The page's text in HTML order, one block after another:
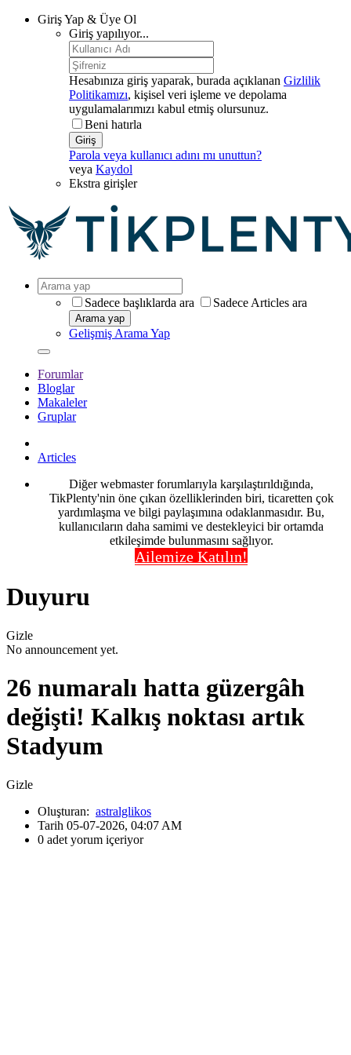
Giriş Yap & Üye Ol
Giriş yapılıyor...
Hesabınıza giriş yaparak, burada açıklanan Gizlilik
Politikamızı, kişisel veri işleme ve depolama
uygulamalarımızı kabul etmiş olursunuz.
Beni hatırla
Giriş
Parola veya kullanıcı adını mı unuttun?
veya Kaydol
Ekstra girişler
Sadece başlıklarda ara Sadece Articles ara
Arama yap
Gelişmiş Arama Yap
Forumlar
Bloglar
Makaleler
Gruplar
Articles
Diğer webmaster forumlarıyla karşılaştırıldığında,
TikPlenty'nin öne çıkan özelliklerinden biri, ticaretten çok
yardımlaşma ve bilgi paylaşımına odaklanmasıdır. Bu,
kullanıcıların daha samimi ve destekleyici bir ortamda
etkileşimde bulunmasını sağlıyor.
Ailemize Katılın!
Duyuru
Gizle
No announcement yet.
26 numaralı hatta güzergâh
değişti! Kalkış noktası artık
Stadyum
Gizle
Oluşturan: astralglikos
Tarih 05-07-2026, 04:07 AM
0 adet yorum içeriyor